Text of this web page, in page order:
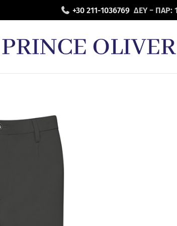
+30 211-1036769 ΔΕΥ − ΠΑΡ: